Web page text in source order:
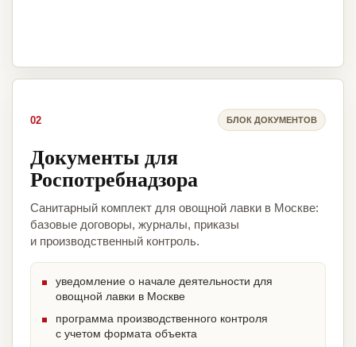
02 БЛОК ДОКУМЕНТОВ
Документы для
Роспотребнадзора
Санитарный комплект для овощной лавки в Москве:
базовые договоры, журналы, приказы
и производственный контроль.
уведомление о начале деятельности для
овощной лавки в Москве
программа производственного контроля
с учетом формата объекта